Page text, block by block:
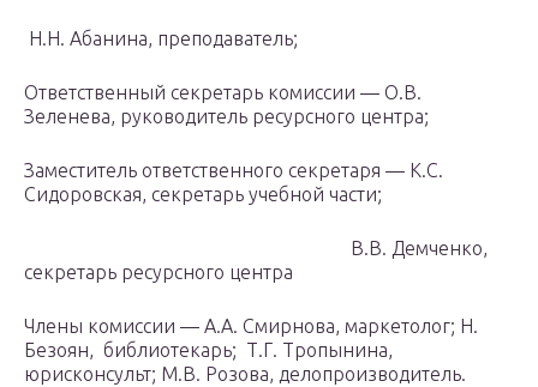
Н.Н. Абанина, преподаватель;
Ответственный секретарь комиссии — О.В.
Зеленева, руководитель ресурсного центра;
Заместитель ответственного секретаря — К.С.
Сидоровская, секретарь учебной части;
В.В. Демченко,
секретарь ресурсного центра
Члены комиссии — А.А. Смирнова, маркетолог; Н.
Безоян, библиотекарь; Т.Г. Тропынина,
юрисконсульт; М.В. Розова, делопроизводитель.